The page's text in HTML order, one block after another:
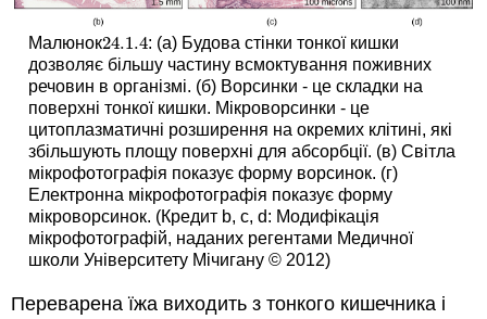
Малюнок24.1.4
24.1.4: (а) Будова стінки тонкої кишки
дозволяє більшу частину всмоктування поживних
речовин в організмі. (б) Ворсинки - це складки на
поверхні тонкої кишки. Мікроворсинки - це
цитоплазматичні розширення на окремих клітині, які
збільшують площу поверхні для абсорбції. (в) Світла
мікрофотографія показує форму ворсинок. (г)
Електронна мікрофотографія показує форму
мікроворсинок. (Кредит b, c, d: Модифікація
мікрофотографій, наданих регентами Медичної
школи Університету Мічигану © 2012)
Переварена їжа виходить з тонкого кишечника і